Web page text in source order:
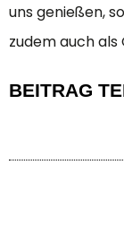
uns genießen,
zudem auch als
BEITRAG